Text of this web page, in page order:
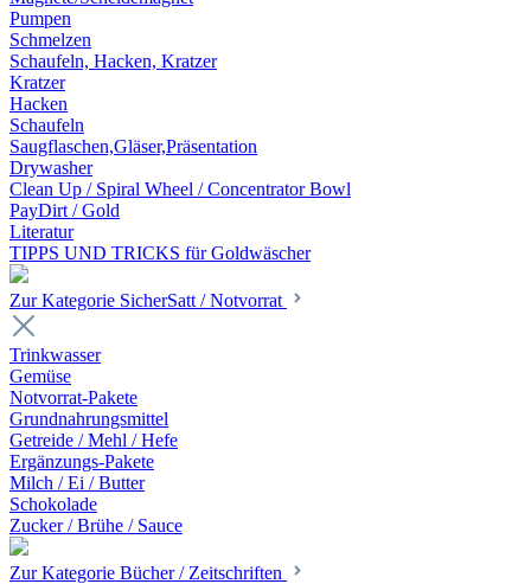
Pumpen
Schmelzen
Schaufeln, Hacken, Kratzer
Kratzer
Hacken
Schaufeln
Saugflaschen,Gläser,Präsentation
Drywasher
Clean Up / Spiral Wheel / Concentrator Bowl
PayDirt / Gold
Literatur
TIPPS UND TRICKS für Goldwäscher
Zur Kategorie SicherSatt / Notvorrat
Trinkwasser
Gemüse
Notvorrat-Pakete
Grundnahrungsmittel
Getreide / Mehl / Hefe
Ergänzungs-Pakete
Milch / Ei / Butter
Schokolade
Zucker / Brühe / Sauce
Zur Kategorie Bücher / Zeitschriften